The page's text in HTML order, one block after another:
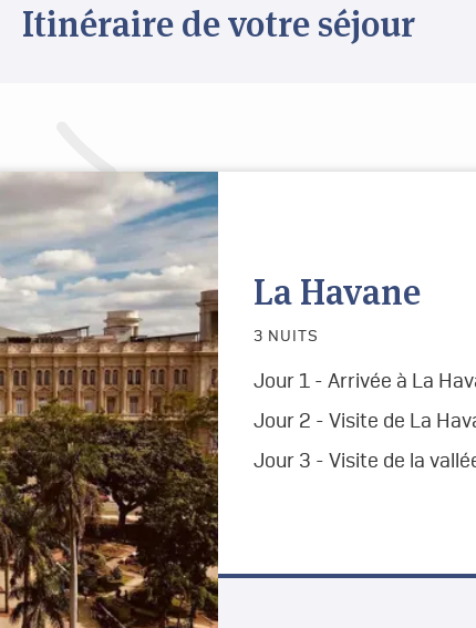
Itinéraire de votre séjour
La Havane
3 NUITS
Jour 1 - Arrivée à
La
Jour 2 - Visite de
La
Jour 3 - Visite de la